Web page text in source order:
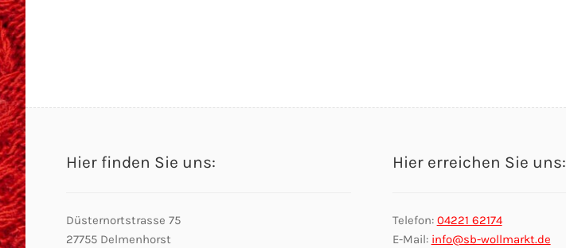
Hier finden Sie uns:
Düsternortstrasse 75
27755 Delmenhorst
Hier erreichen Sie uns:
Telefon: 04221 62174
E-Mail: info@sb-wollmarkt.de